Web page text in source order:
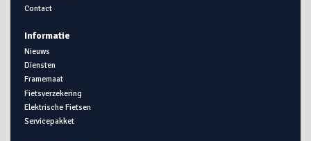
Contact
Informatie
Nieuws
Diensten
Framemaat
Fietsverzekering
Elektrische Fietsen
Servicepakket